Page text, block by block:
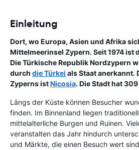
Einleitung
Dort, wo Europa, Asien und Afrika
Mittelmeerinsel Zypern. Seit 1974 ist
Die Türkische Republik Nordzypern
durch die Türkei als Staat anerkannt.
Zyperns istNicosia. Die Stadt hat
Längs der Küste können Besucher
finden. Im Binnenland liegen
mittelalterliche Burgen und Ruinen.
veranstalten das Jahr hindurch
und Märkte, die einen Besuch wert